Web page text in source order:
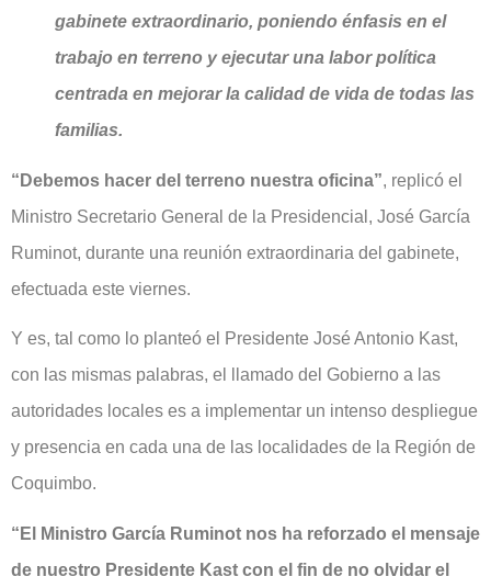
gabinete extraordinario, poniendo énfasis en el
trabajo en terreno y ejecutar una labor política
centrada en mejorar la calidad de vida de todas las
familias.
“Debemos hacer del terreno nuestra oficina”, replicó el
Ministro Secretario General de la Presidencial, José García
Ruminot, durante una reunión extraordinaria del gabinete,
efectuada este viernes.
Y es, tal como lo planteó el Presidente José Antonio Kast,
con las mismas palabras, el llamado del Gobierno a las
autoridades locales es a implementar un intenso despliegue
y presencia en cada una de las localidades de la Región de
Coquimbo.
“El Ministro García Ruminot nos ha reforzado el mensaje
de nuestro Presidente Kast con el fin de no olvidar el